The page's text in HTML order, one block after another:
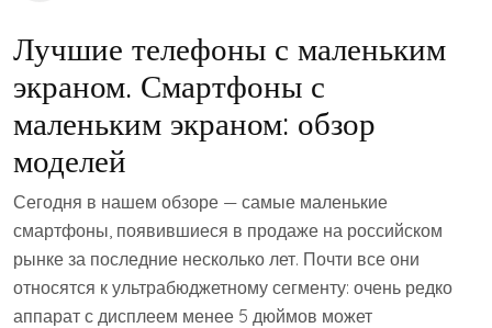
Лучшие телефоны с маленьким
экраном. Смартфоны с
маленьким экраном: обзор
моделей
Сегодня в нашем обзоре — самые маленькие
смартфоны, появившиеся в продаже на российском
рынке за последние несколько лет. Почти все они
относятся к ультрабюджетному сегменту: очень редко
аппарат с дисплеем менее 5 дюймов может